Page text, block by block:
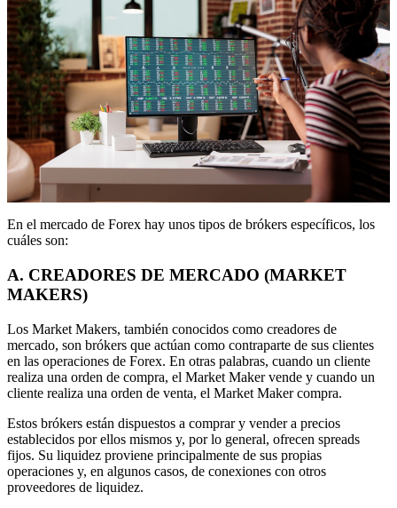
En el mercado de Forex hay unos tipos de brókers específicos, los
cuáles son:
A. CREADORES DE MERCADO (MARKET
MAKERS)
Los Market Makers, también conocidos como creadores de
mercado, son brókers que actúan como contraparte de sus clientes
en las operaciones de Forex. En otras palabras, cuando un cliente
realiza una orden de compra, el Market Maker vende y cuando un
cliente realiza una orden de venta, el Market Maker compra.
Estos brókers están dispuestos a comprar y vender a precios
establecidos por ellos mismos y, por lo general, ofrecen spreads
fijos. Su liquidez proviene principalmente de sus propias
operaciones y, en algunos casos, de conexiones con otros
proveedores de liquidez.